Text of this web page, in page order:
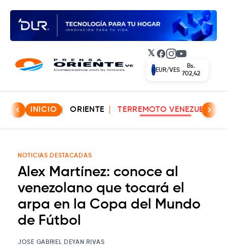
𝕏 Facebook
Instagram
YouTube
EUR/VES
Bs.
702,42
INICIO ORIENTE TERREMOTO VENEZUELA
NOTICIAS DESTACADAS
Alex Martínez: conoce al
venezolano que tocará el
arpa en la Copa del Mundo
de Fútbol
JOSE GABRIEL DEYAN RIVAS